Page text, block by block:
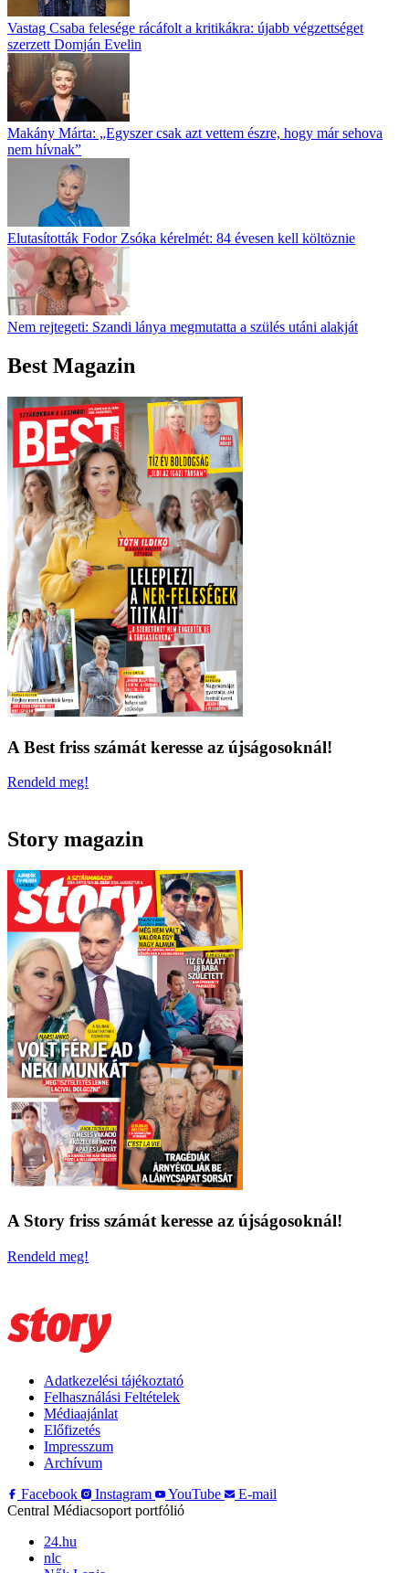
Vastag Csaba felesége rácáfolt a kritikákra: újabb végzettséget
szerzett Domján Evelin
Makány Márta: „Egyszer csak azt vettem észre, hogy már sehova
nem hívnak”
Elutasították Fodor Zsóka kérelmét: 84 évesen kell költöznie
Nem rejtegeti: Szandi lánya megmutatta a szülés utáni alakját
Best Magazin
A Best friss számát keresse az újságosoknál!
Rendeld meg!
Story magazin
A Story friss számát keresse az újságosoknál!
Rendeld meg!
Adatkezelési tájékoztató
Felhasználási Feltételek
Médiaajánlat
Előfizetés
Impresszum
Archívum
Facebook
Instagram YouTube
E-mail
Central Médiacsoport portfólió
24.hu
nlc